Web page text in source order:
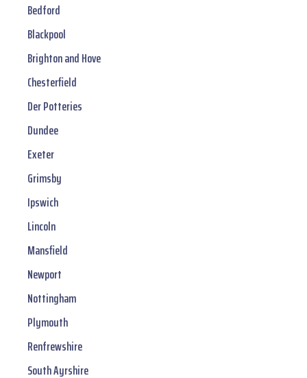
Bedford
Blackpool
Brighton and Hove
Chesterfield
Der Potteries
Dundee
Exeter
Grimsby
Ipswich
Lincoln
Mansfield
Newport
Nottingham
Plymouth
Renfrewshire
South Ayrshire